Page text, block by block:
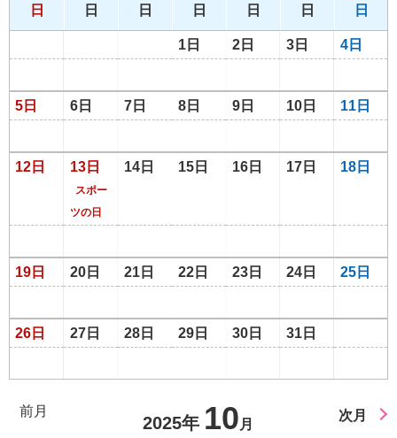
日
日
日
日
日
日
日
1日 2日 3日 4日
5日 6日 7日 8日 9日 10日 11日
12日 13日
スポー
ツの日
14日 15日 16日 17日 18日
19日 20日 21日 22日 23日 24日 25日
26日 27日 28日 29日 30日 31日
前月
2025年 10 月
次月